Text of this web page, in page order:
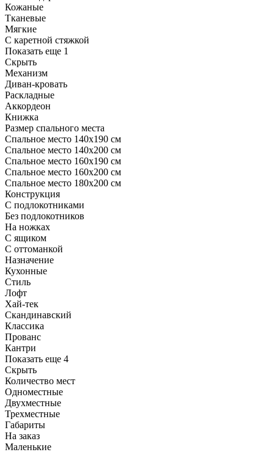
Кожаные
Тканевые
Мягкие
С каретной стяжкой
Показать еще 1
Скрыть
Механизм
Диван-кровать
Раскладные
Аккордеон
Книжка
Размер спального места
Спальное место 140х190 см
Спальное место 140х200 см
Спальное место 160х190 см
Спальное место 160х200 см
Спальное место 180х200 см
Конструкция
С подлокотниками
Без подлокотников
На ножках
С ящиком
С оттоманкой
Назначение
Кухонные
Стиль
Лофт
Хай-тек
Скандинавский
Классика
Прованс
Кантри
Показать еще 4
Скрыть
Количество мест
Одноместные
Двухместные
Трехместные
Габариты
На заказ
Маленькие